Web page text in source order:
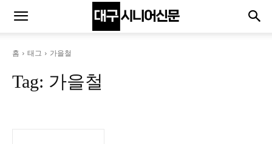
홈 태그 가을철
Tag: 가을철